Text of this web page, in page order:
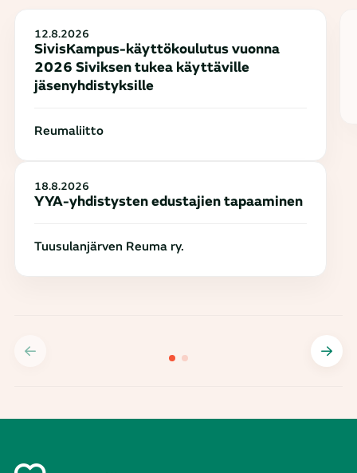
12.8.2026
SivisKampus-käyttökoulutus vuonna
2026 Siviksen tukea käyttäville
jäsenyhdistyksille
Reumaliitto
18.8.2026
YYA-yhdistysten edustajien tapaaminen
Tuusulanjärven Reuma ry.